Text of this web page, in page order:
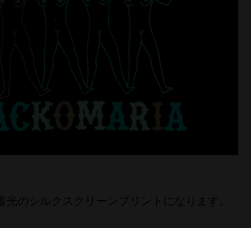
光のシルクスクリーンプリントになります。